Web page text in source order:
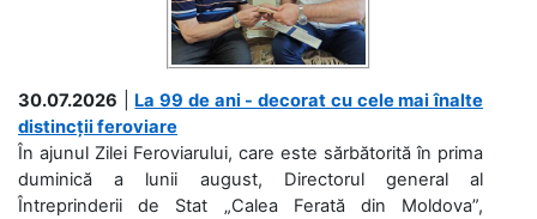
30.07.2026
La 99 de ani - decorat cu cele mai înalte
distincții feroviare
În ajunul Zilei Feroviarului, care este sărbătorită în prima
duminică a lunii august, Directorul general al
Întreprinderii de Stat „Calea Ferată din Moldova”,